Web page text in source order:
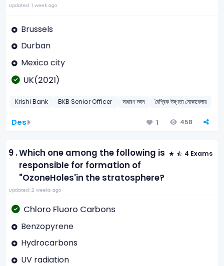
Updated: 1 week ago
Brussels
Durban
Mexico city
UK(2021)
Krishi Bank BKB Senior Officer সাধারণ জ্ঞান বৈশ্বিক উষ্ণতা মোকাবেলায়
Des 1 458
9 .Which one among the following is
responsible for formation of
"OzoneHoles'in the stratosphere?
4 Exams
Updated: 2 weeks ago
Chloro Fluoro Carbons
Benzopyrene
Hydrocarbons
UV radiation